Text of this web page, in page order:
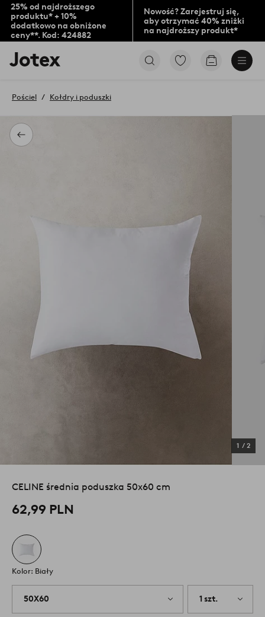
25% od najdroższego
produktu* + 10%
dodatkowo na obniżone
ceny**. Kod: 424882
Nowość? Zarejestruj się,
aby otrzymać 40% zniżki
na najdroższy produkt*
Logo
Jotex
na
stronę
PrzejdźPrzejdź
Powrót
Pościel Kołdry i poduszki
1 / 2
CELINE średnia poduszka 50x60 cm
62,99 PLN
Kolor: Biały
50X60 1 szt.